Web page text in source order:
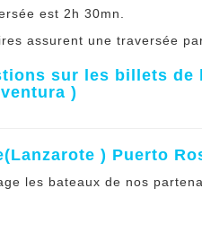
est 2h 30mn.
assurent une traversée
sur les billets de
)
) Puerto
les bateaux de nos